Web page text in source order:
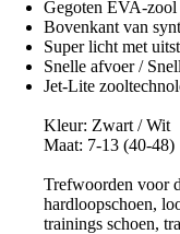
Gegoten EVA-zool
Bovenkant van
Super licht met
Snelle afvoer /
Jet-Lite
Kleur: Zwart / Wit
Maat: 7-13 (40-48)
Trefwoorden voor
hardloopschoen,
trainings schoen,